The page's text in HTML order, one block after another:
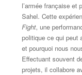
l’armée française et
Sahel. Cette
Fight, une
politique ce qui peut
et pourquoi nous
Effectuant souvent
projets, il collabore